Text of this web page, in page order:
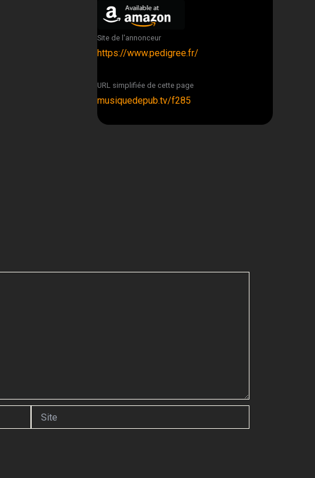
Site de l'annonceur
https://www.pedigree.fr/
URL simplifiée de cette page
musiquedepub.tv/f285